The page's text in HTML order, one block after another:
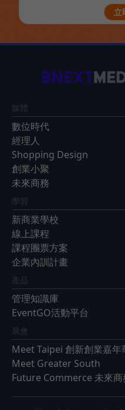
立
媒體
數位時代
經理人
Shopping Design
創業小聚
未來商務
學習
新商業學校
線上課程
課程團票方案
企業內訓計畫
產品
管理知識庫
EventGO活動平台
展會
Meet Taipei 創新創業嘉年
Meet Greater South
Future Commerce 未來商